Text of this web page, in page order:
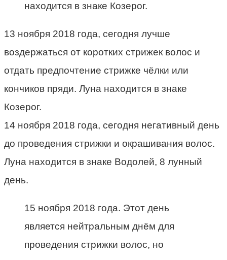
находится в знаке Козерог.
13 ноября 2018 года, сегодня лучше
воздержаться от коротких стрижек волос и
отдать предпочтение стрижке чёлки или
кончиков пряди. Луна находится в знаке
Козерог.
14 ноября 2018 года, сегодня негативный день
до проведения стрижки и окрашивания волос.
Луна находится в знаке Водолей, 8 лунный
день.
15 ноября 2018 года. Этот день
является нейтральным днём для
проведения стрижки волос, но